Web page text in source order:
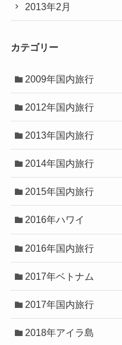
2013年2月
カテゴリー
2009年国内旅行
2012年国内旅行
2013年国内旅行
2014年国内旅行
2015年国内旅行
2016年ハワイ
2016年国内旅行
2017年ベトナム
2017年国内旅行
2018年アイラ島